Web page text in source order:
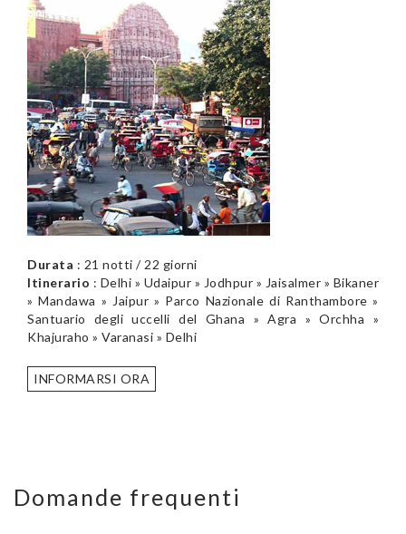
Durata : 21 notti / 22 giorni
Itinerario : Delhi » Udaipur » Jodhpur » Jaisalmer » Bikaner
» Mandawa » Jaipur » Parco Nazionale di Ranthambore »
Santuario degli uccelli del Ghana » Agra » Orchha »
Khajuraho » Varanasi » Delhi
INFORMARSI ORA
Domande frequenti